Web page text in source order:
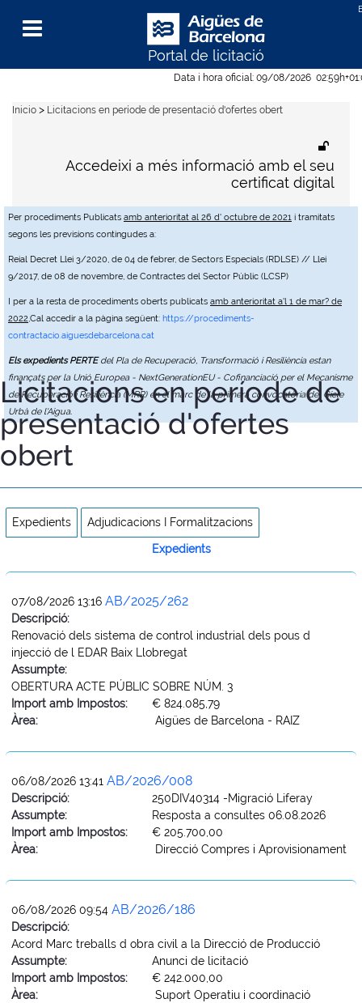
Data i hora oficial: 09/08/2026 02:59h
Per procediments Publicats amb anterioritat al 26 d' octubre de 2021 i tramitats
segons les previsions contingudes a:
Reial Decret Llei 3/2020, de 04 de febrer, de Sectors Especials (RDLSE) // Llei
9/2017, de 08 de novembre, de Contractes del Sector Públic (LCSP)
I per a la resta de procediments oberts publicats amb anterioritat a'l 1 de mar? de
2022,Cal accedir a la pàgina següent: https://procediments-
contractacio.aiguesdebarcelona.cat
Els expedients PERTEdel Pla de Recuperació, Transformació i Resiliència estan
finançats per la Unió Europea - NextGenerationEU - Cofinanciació per el Mecanisme
de Recuperació i Resiliència (MRR) en el marc de la primera convocatòria del Cicle
Urbà de l'Aigua.
Portal de licitació
Menu
Accedeixi a més informació amb el seu
certificat digital
Inicio > Licitacions en període de presentació d'ofertes obert
Licitacions en període de
presentació d'ofertes
obert
Expedients Adjudicacions I Formalitzacions
Expedients
07/08/2026 13:16 AB/2025/262
Descripció:
Renovació dels sistema de control industrial dels pous d
injecció de l EDAR Baix Llobregat
Assumpte:
OBERTURA ACTE PÚBLIC SOBRE NÚM. 3
Import amb Impostos:
€ 824.085,79
Àrea:
Aigües de Barcelona - RAIZ
06/08/2026 13:41 AB/2026/008
Descripció:
250DIV40314 -Migració Liferay
Assumpte:
Resposta a consultes 06.08.2026
Import amb Impostos:
€ 205.700,00
Àrea:
Direcció Compres i Aprovisionament
06/08/2026 09:54 AB/2026/186
Descripció:
Acord Marc treballs d obra civil a la Direcció de Producció
Assumpte:
Anunci de licitació
Import amb Impostos:
€ 242.000,00
Àrea:
Suport Operatiu i coordinació